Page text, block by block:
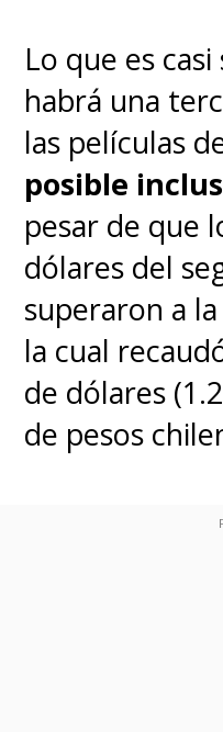
Lo que es
habrá una
las películas
posible
pesar de que
dólares del
superaron a
la cual
de dólares
de pesos